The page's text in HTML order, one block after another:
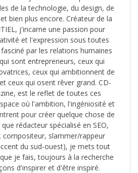
de la technologie, du design, de
bien plus encore. Créateur de la
j'incarne une passion pour
et l'expression sous toutes
par les relations humaines
sont entrepreneurs, ceux qui
ceux qui ambitionnent de
ceux qui osent rêver grand. CD-
est le reflet de toutes ces
où l'ambition, l'ingéniosité et
pour créer quelque chose de
rédacteur spécialisé en SEO,
compositeur, slammer/rappeur
du sud-ouest), je mets tout
je fais, toujours à la recherche
d'inspirer et d'être inspiré.